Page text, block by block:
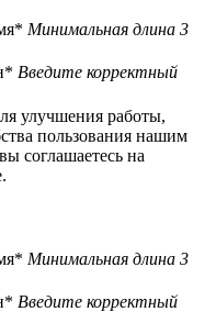
Минимальная длина 3
Введите корректный
улучшения работы,
пользования нашим
соглашаетесь на
Минимальная длина 3
Введите корректный